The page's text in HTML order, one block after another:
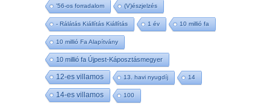
'56-os forradalom (V)észjelzés
- Rálátás Kiállítás Kiállítás 1 év 10 millió fa
10 millió Fa Alapítvány
10 millió fa Újpest-Káposztásmegyer
12-es villamos 13. havi nyugdíj 14
14-es villamos 100